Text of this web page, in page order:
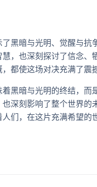
黑暗与光明、觉醒与抗
，也深刻探讨了信念
都使这场对决充满了震
黑暗与光明的终结，而
深刻影响了整个世界的
们，在这片充满希望的